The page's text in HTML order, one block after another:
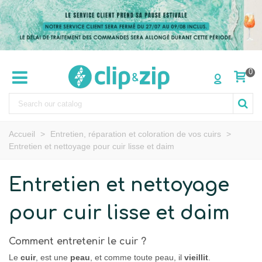
0
Accueil > Entretien, réparation et coloration de vos cuirs
>
Entretien et nettoyage pour cuir lisse et daim
Entretien et nettoyage
pour cuir lisse et daim
Comment entretenir le cuir ?
Le cuir, est une peau, et comme toute peau, il vieillit.